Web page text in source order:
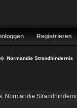
Registrieren
Normandie Strandhindernis
Normandie